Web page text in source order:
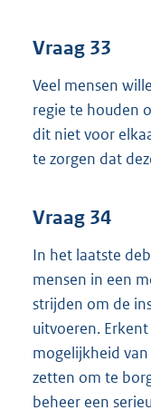
Vraag 33
Veel mensen
regie te houden
dit niet voor
te zorgen dat
Vraag 34
In het laatste
mensen in een
strijden om de
uitvoeren.
mogelijkheid
zetten om te
beheer een